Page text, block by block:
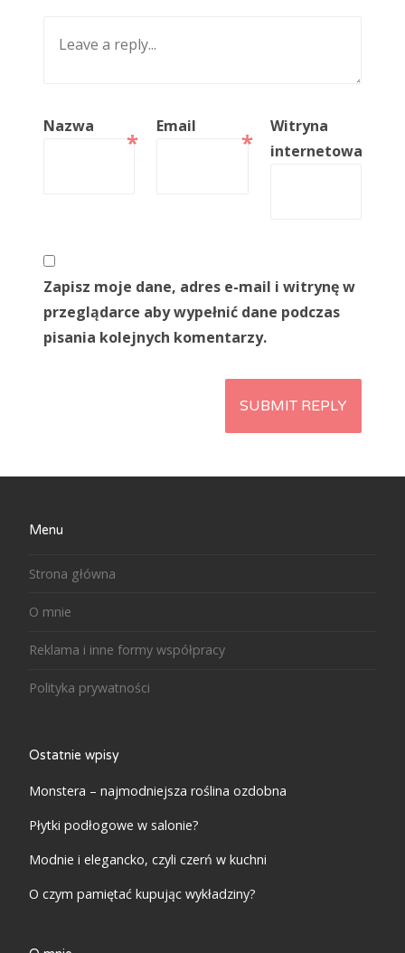
Nazwa
*
Email
*
Witryna
internetowa
Zapisz moje dane, adres e-mail i witrynę w
przeglądarce aby wypełnić dane podczas
pisania kolejnych komentarzy.
Menu
Strona główna
O mnie
Reklama i inne formy współpracy
Polityka prywatności
Ostatnie wpisy
Monstera – najmodniejsza roślina ozdobna
Płytki podłogowe w salonie?
Modnie i elegancko, czyli czerń w kuchni
O czym pamiętać kupując wykładziny?